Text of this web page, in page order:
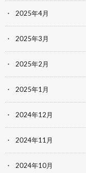
2025年4月
2025年3月
2025年2月
2025年1月
2024年12月
2024年11月
2024年10月